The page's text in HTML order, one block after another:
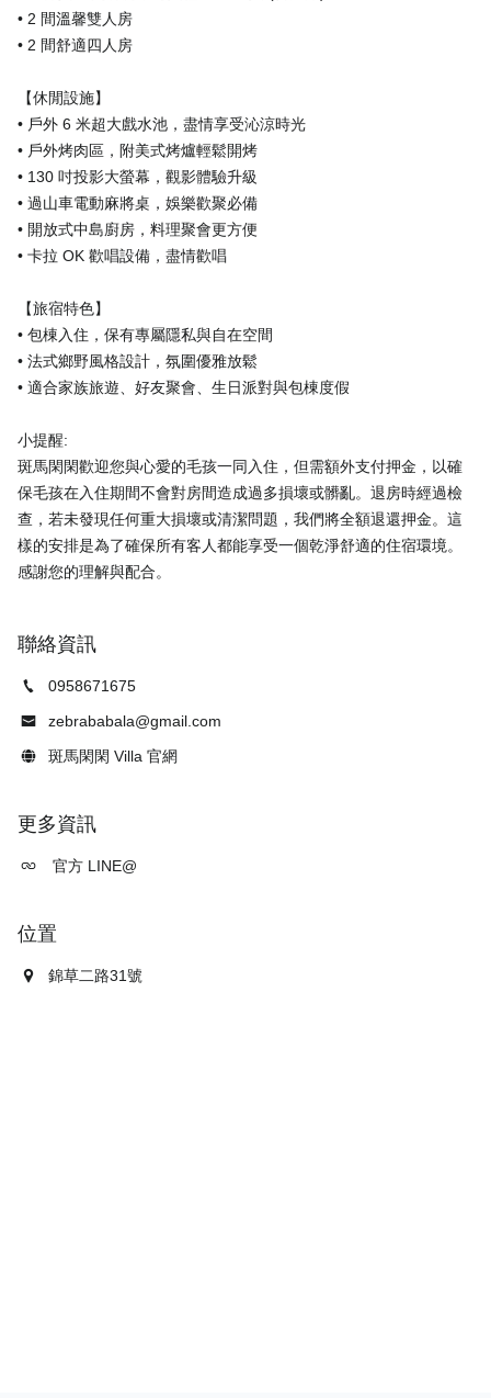
• 2 間溫馨雙人房
• 2 間舒適四人房
【休閒設施】
• 戶外 6 米超大戲水池，盡情享受沁涼時光
• 戶外烤肉區，附美式烤爐輕鬆開烤
• 130 吋投影大螢幕，觀影體驗升級
• 過山車電動麻將桌，娛樂歡聚必備
• 開放式中島廚房，料理聚會更方便
• 卡拉 OK 歡唱設備，盡情歡唱
【旅宿特色】
• 包棟入住，保有專屬隱私與自在空間
• 法式鄉野風格設計，氛圍優雅放鬆
• 適合家族旅遊、好友聚會、生日派對與包棟度假
小提醒:
斑馬閑閑歡迎您與心愛的毛孩一同入住，但需額外支付押金，以確
保毛孩在入住期間不會對房間造成過多損壞或髒亂。退房時經過檢
查，若未發現任何重大損壞或清潔問題，我們將全額退還押金。這
樣的安排是為了確保所有客人都能享受一個乾淨舒適的住宿環境。
聯絡資訊
0958671675
zebrababala@gmail.com
斑馬閑閑 Villa 官網
更多資訊
官方 LINE@
位置
錦草二路31號